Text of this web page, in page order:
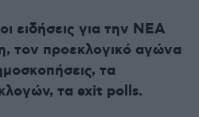
ειδήσεις για την ΝΕΑ
τον προεκλογικό αγώνα
τα
τα exit polls.